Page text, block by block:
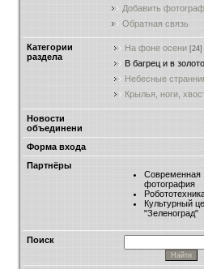
Добавить
Обратная связь
Категории
раздела
На фоне осени [24]
В багрец и в золото
Небесные
Крылья, ноги,
Новости
объединени
Форма входа
Партнёры
Современная
фотография
Культурный
"Зеленоград"
Поиск